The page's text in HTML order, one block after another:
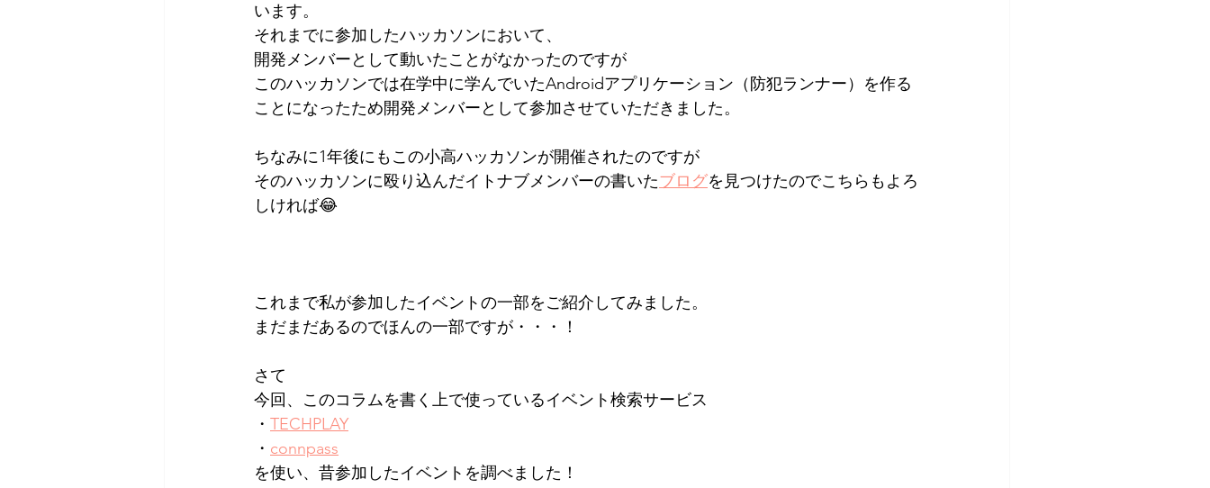
います。
それまでに参加したハッカソンにおいて、
開発メンバーとして動いたことがなかったのですが
このハッカソンでは在学中に学んでいたAndroidアプリケーション（防犯ランナー）を作る
ことになったため開発メンバーとして参加させていただきました。
ちなみに1年後にもこの小高ハッカソンが開催されたのですが
そのハッカソンに殴り込んだイトナブメンバーの書いたブログを見つけたのでこちらもよろ
しければ😂
これまで私が参加したイベントの一部をご紹介してみました。
まだまだあるのでほんの一部ですが・・・！
さて
今回、このコラムを書く上で使っているイベント検索サービス
・ TECHPLAY
・ connpass
を使い、昔参加したイベントを調べました！